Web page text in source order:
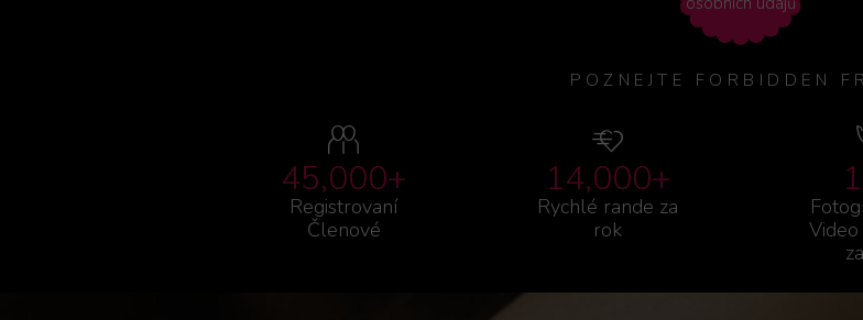
POZNEJTE FORBIDDEN
45,000+
Registrovaní
Členové
14,000+
Rychlé rande za
rok